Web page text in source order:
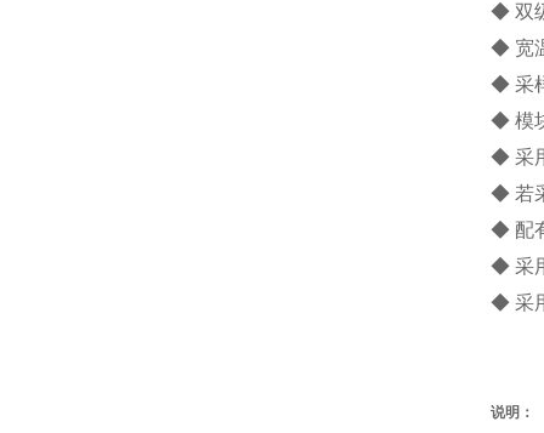
◆ 双
◆ 宽
◆ 采
◆ 模
◆ 采
◆ 若
◆ 配
◆ 采
◆ 采
说明：